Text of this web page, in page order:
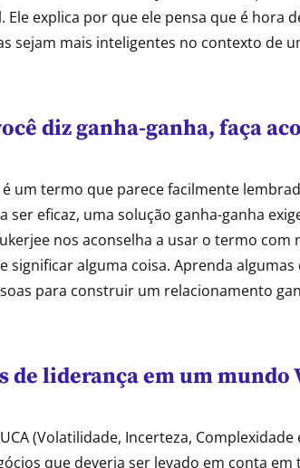
Ele explica por que ele pensa que é hora
sejam mais inteligentes no contexto de
diz ganha-ganha, faça
é um termo que parece facilmente
ser eficaz, uma solução ganha-ganha
nos aconselha a usar o termo
significar alguma coisa. Aprenda
para construir um relacionamento
de liderança em um mundo
(Volatilidade, Incerteza,
que deveria ser levado em conta